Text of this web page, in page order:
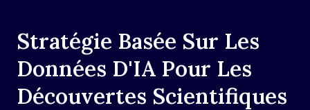
Stratégie Basée Sur Les
Données D'IA Pour Les
Découvertes Scientifiques